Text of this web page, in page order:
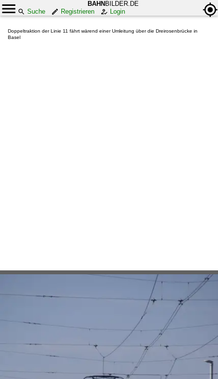
BAHN BILDER.DE
Suche
Registrieren Login
Doppeltraktion der Linie 11 fährt wärend einer Umleitung über die Dreirosenbrücke in
Basel